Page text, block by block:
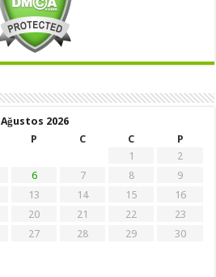
Ağustos 2026
P C C
P
1
2
6 7 8
9
13 14 15
16
20 21 22
23
27 28 29
30